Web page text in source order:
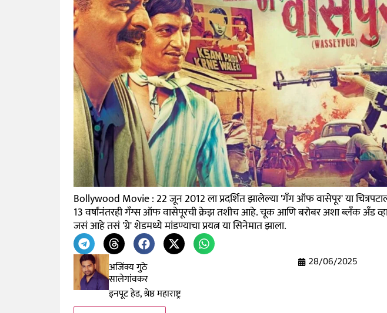
Bollywood Movie : 22 जून 2012 ला प्रदर्शित झालेल्या 'गँग ऑफ वासेपूर' या
13 वर्षांनंतरही गँग्स ऑफ वासेपूरची क्रेझ तशीच आहे. चूक आणि बरोबर अशा ब्लँक अँड
जसं आहे तसं 'ग्रे' शेडमध्ये मांडण्याचा प्रयत्न या सिनेमात झाला.
अजिंक्य गुठे
सालेगांवकर
इनपूट हेड, श्रेष्ठ महाराष्ट्र
28/06/2025